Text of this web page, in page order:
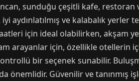
sunduğu çeşitli kafe,
aydınlatılmış ve kalabalık yerler
için ideal olabilirken, akşam
arayanlar için, özellikle otellerin
bir seçenek sunabilir.
önemlidir. Güvenilir ve tanınmış